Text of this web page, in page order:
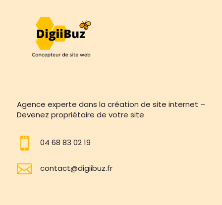
Agence experte dans la création de site internet –
Devenez propriétaire de votre site
 04 68 83 02 19
 contact@digiibuz.fr